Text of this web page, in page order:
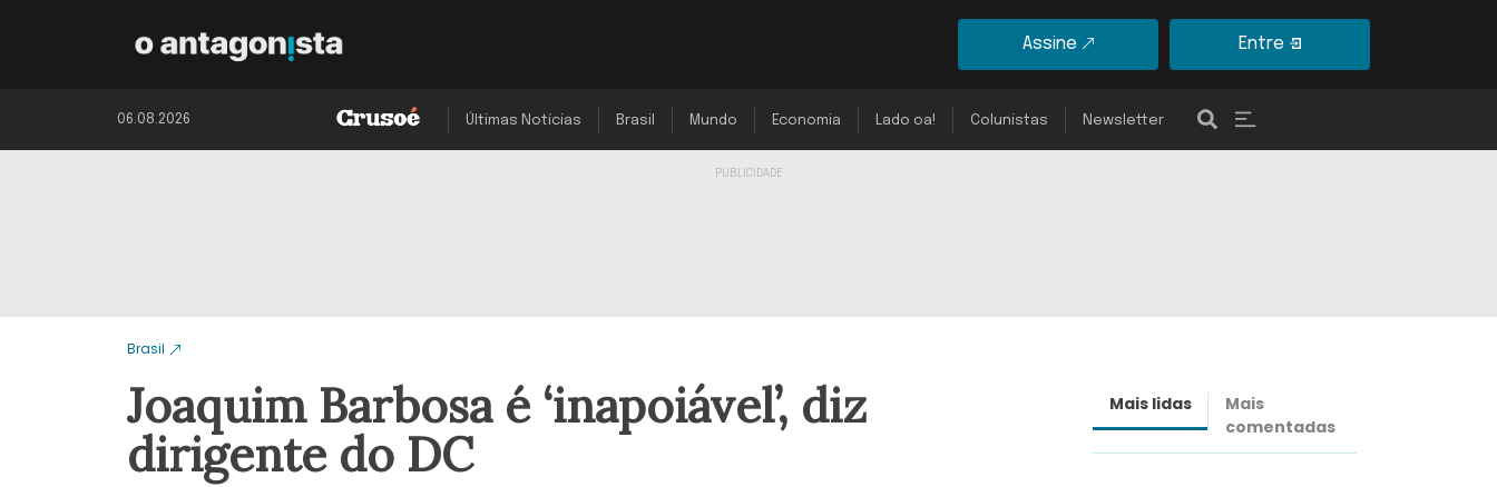
Assine Entre
06.08.2026 Últimas Notícias Brasil Mundo Economia Lado oa! Colunistas Newsletter
Brasil
Joaquim Barbosa é ‘inapoiável’, diz
dirigente do DC
Mais lidas
Mais
comentadas